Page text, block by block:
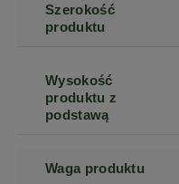
Szerokość
produktu
Wysokość
produktu z
podstawą
Waga produktu